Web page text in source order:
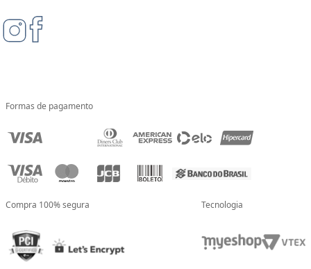
Formas de pagamento
Compra 100% segura Tecnologia